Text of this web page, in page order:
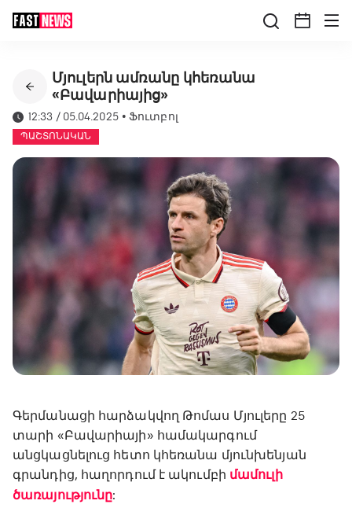
Մյուլերն ամռանը կհեռանա
«Բավարիայից»
12:33 / 05.04.2025 •Ֆուտբոլ
ՊԱՇՏՈՆԱԿԱՆ
Գերմանացի հարձակվող Թոմաս Մյուլերը 25
տարի «Բավարիայի» համակարգում
անցկացնելուց հետո կհեռանա մյունխենյան
գրանդից, հաղորդում է ակումբի մամուլի
ծառայությունը: